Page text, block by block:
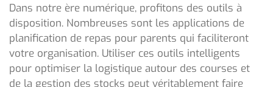
Dans notre ère numérique, profitons des outils à
disposition. Nombreuses sont les applications de
planification de repas pour parents qui faciliteront
votre organisation. Utiliser ces outils intelligents
pour optimiser la logistique autour des courses et
de la gestion des stocks peut véritablement faire